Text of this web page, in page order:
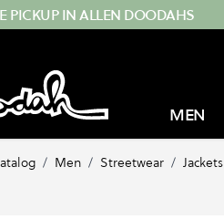
PICKUP IN ALLEN DOODAHS
MEN
/ Men / Streetwear / Jackets